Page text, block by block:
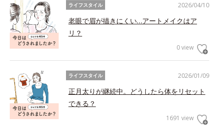
2026/04/10
ライフスタイル
老眼で眉が描きにくい…アートメイクはア
リ？
0 view
2026/01/09
ライフスタイル
正月太りが継続中。どうしたら体をリセット
できる？
1691 view